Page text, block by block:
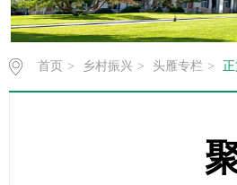
首页 > 乡村振兴 > 头雁专栏 >